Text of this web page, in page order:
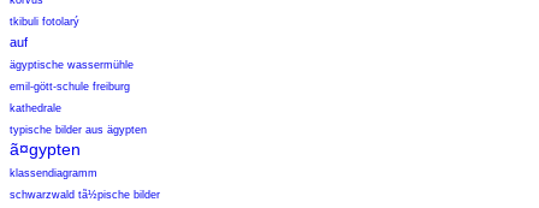
tkibuli fotolarý
auf
ägyptische wassermühle
emil-gött-schule freiburg
kathedrale
typische bilder aus ägypten
ã¤gypten
klassendiagramm
schwarzwald tã½pische bilder